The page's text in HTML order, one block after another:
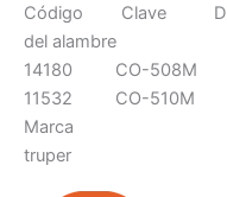
Código Clave
del alambre
14180 CO-
11532 CO-
Marca
truper